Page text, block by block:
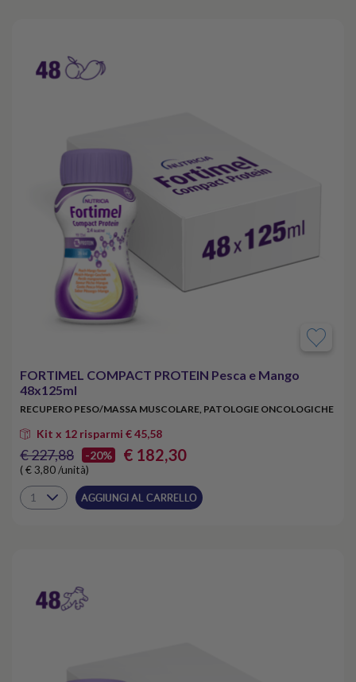
FORTIMEL COMPACT PROTEIN Pesca e Mango
48x125ml
RECUPERO PESO/MASSA MUSCOLARE, PATOLOGIE ONCOLOGICHE
Kit x 12 risparmi € 45,58
€ 227,88 -20% € 182,30
( € 3,80 /unità)
AGGIUNGI AL CARRELLO